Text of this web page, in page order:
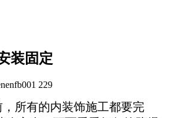
装固定
229
所有的内装饰施工都要完